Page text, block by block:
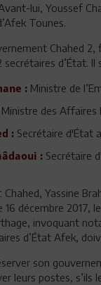
lui, Youssef
Tounes.
Chahed
d’État. Il
: Ministre de
Ministre des Affaires
: Secrétaire d'État
: Secrétaire
Chahed, Yassine
16 décembre 2017,
invoquant
d’État Afek,
son
leurs postes,